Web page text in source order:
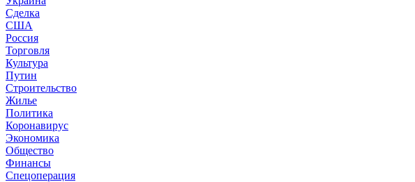
Сделка
США
Россия
Торговля
Культура
Путин
Строительство
Жилье
Политика
Коронавирус
Экономика
Общество
Финансы
Спецоперация